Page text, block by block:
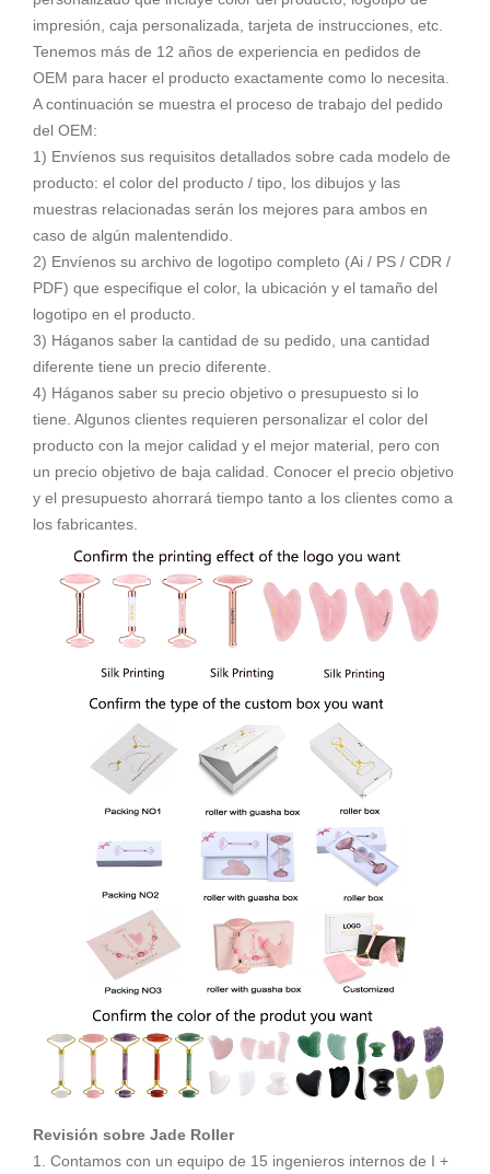
impresión, caja personalizada, tarjeta de instrucciones, etc.
Tenemos más de 12 años de experiencia en pedidos de
OEM para hacer el producto exactamente como lo necesita.
A continuación se muestra el proceso de trabajo del pedido
del OEM:
1) Envíenos sus requisitos detallados sobre cada modelo de
producto: el color del producto / tipo, los dibujos y las
muestras relacionadas serán los mejores para ambos en
caso de algún malentendido.
2) Envíenos su archivo de logotipo completo (Ai / PS / CDR /
PDF) que especifique el color, la ubicación y el tamaño del
logotipo en el producto.
3) Háganos saber la cantidad de su pedido, una cantidad
diferente tiene un precio diferente.
4) Háganos saber su precio objetivo o presupuesto si lo
tiene. Algunos clientes requieren personalizar el color del
producto con la mejor calidad y el mejor material, pero con
un precio objetivo de baja calidad. Conocer el precio objetivo
y el presupuesto ahorrará tiempo tanto a los clientes como a
los fabricantes.
Revisión sobre Jade Roller
1. Contamos con un equipo de 15 ingenieros internos de I +